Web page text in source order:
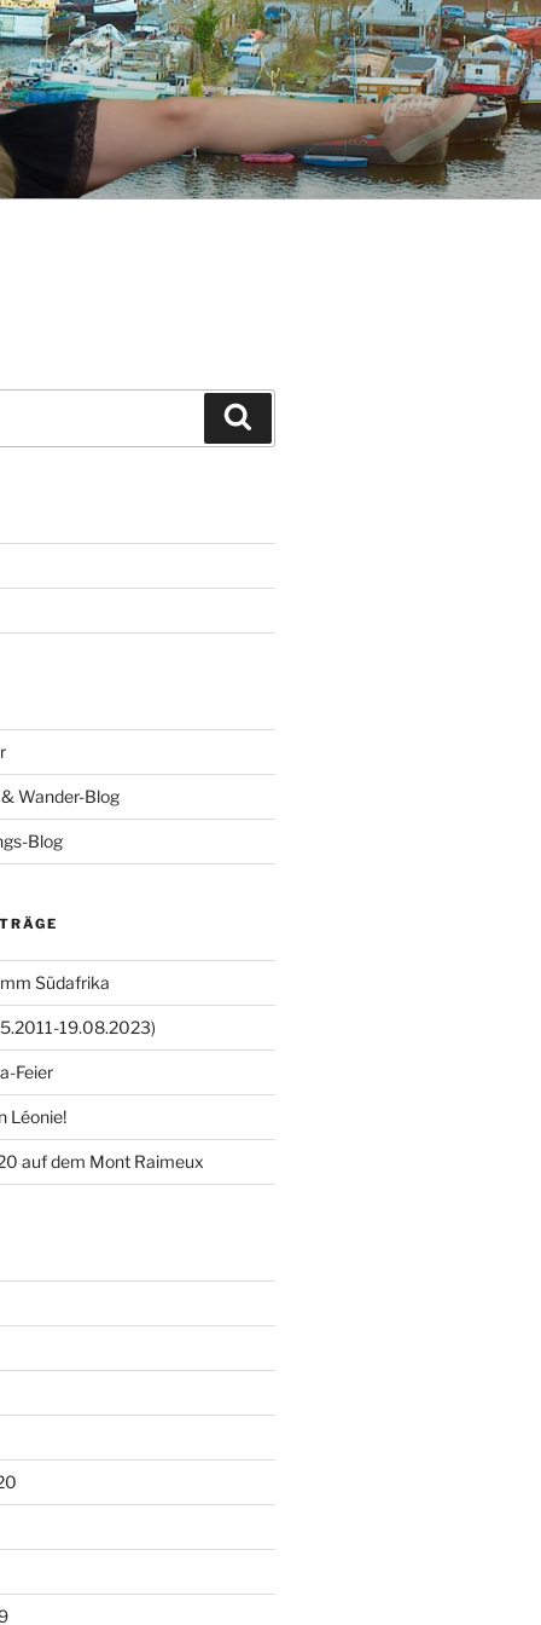
& Wander-Blog
Blog
Südafrika
19.08.2023)
Feier
Léonie!
auf dem Mont Raimeux